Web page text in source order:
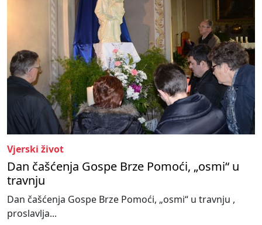
Vjerski život
Dan čašćenja Gospe Brze Pomoći, „osmi“ u
travnju
Dan čašćenja Gospe Brze Pomoći, „osmi“ u travnju ,
proslavlja...